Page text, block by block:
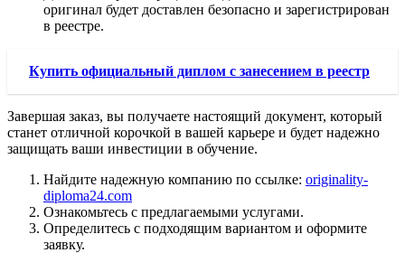
оригинал будет доставлен безопасно и зарегистрирован
в реестре.
Купить официальный диплом с занесением в реестр
Завершая заказ, вы получаете настоящий документ, который
станет отличной корочкой в вашей карьере и будет надежно
защищать ваши инвестиции в обучение.
Найдите надежную компанию по ссылке: originality-
diploma24.com
Ознакомьтесь с предлагаемыми услугами.
Определитесь с подходящим вариантом и оформите
заявку.